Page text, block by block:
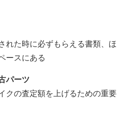
れた時に必ずもらえる書類、ほ
ースにある
パーツ
クの査定額を上げるための重要